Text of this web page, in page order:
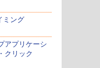
ミング
アプリケーシ
クリック